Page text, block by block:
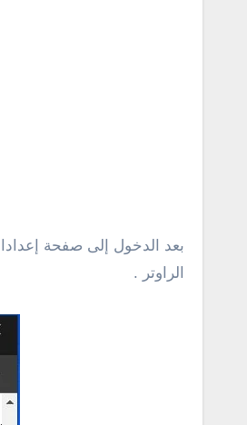
الراوتر .